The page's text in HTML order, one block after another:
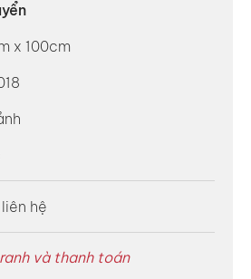
x 100cm
hệ
và thanh toán